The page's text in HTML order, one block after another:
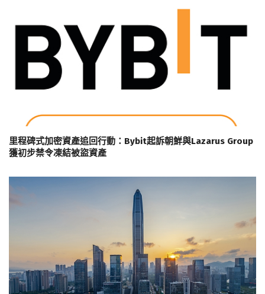
里程碑式加密資產追回行動：Bybit起訴朝鮮與Lazarus Group
獲初步禁令凍結被盜資產